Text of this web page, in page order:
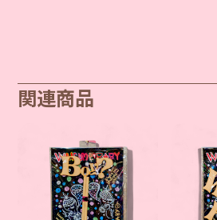
関連商品